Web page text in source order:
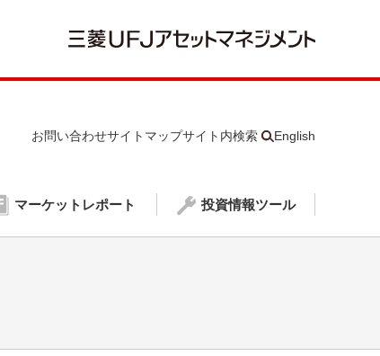
マーケットレポート 投資情報ツール
お問い合わせサイトマップサイト内検索 English